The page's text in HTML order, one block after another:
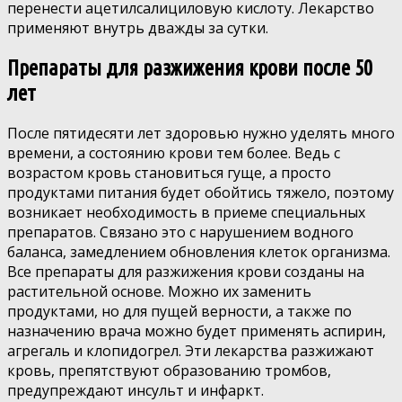
перенести ацетилсалициловую кислоту. Лекарство
применяют внутрь дважды за сутки.
Препараты для разжижения крови после 50
лет
После пятидесяти лет здоровью нужно уделять много
времени, а состоянию крови тем более. Ведь с
возрастом кровь становиться гуще, а просто
продуктами питания будет обойтись тяжело, поэтому
возникает необходимость в приеме специальных
препаратов. Связано это с нарушением водного
баланса, замедлением обновления клеток организма.
Все препараты для разжижения крови созданы на
растительной основе. Можно их заменить
продуктами, но для пущей верности, а также по
назначению врача можно будет применять аспирин,
агрегаль и клопидогрел. Эти лекарства разжижают
кровь, препятствуют образованию тромбов,
предупреждают инсульт и инфаркт.